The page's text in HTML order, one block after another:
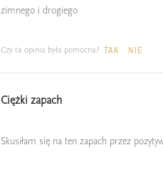
zimnego i drogiego
Czy ta opinia była pomocna? TAK NIE
Ciężki zapach
Skusiłam się na ten zapach przez